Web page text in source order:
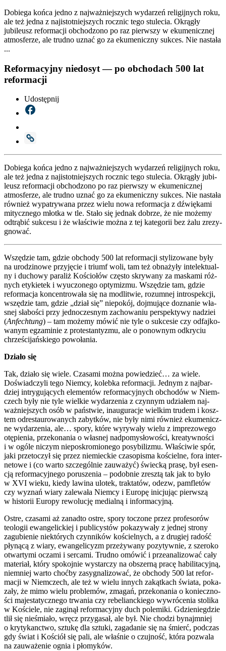
Dobiega końca jedno z najważniejszych wydarzeń religijnych roku,
ale też jedna z najistotniejszych rocznic tego stulecia. Okrągły
jubileusz reformacji obchodzono po raz pierwszy w ekumenicznej
atmosferze, ale trudno uznać go za ekumeniczny sukces. Nie nastała
...
Reformacyjny niedosyt — po obchodach 500 lat
reformacji
Udostępnij
Dobie­ga koń­ca jed­no z naj­waż­niej­szych wyda­rzeń reli­gij­nych roku,
ale też jed­na z naj­istot­niej­szych rocz­nic tego stu­le­cia. Okrą­gły jubi­
le­usz refor­ma­cji obcho­dzo­no po raz pierw­szy w eku­me­nicz­nej
atmos­fe­rze, ale trud­no uznać go za eku­me­nicz­ny suk­ces. Nie nasta­ła
rów­nież wypa­try­wa­na przez wie­lu nowa refor­ma­cja z dźwię­ka­mi
mitycz­ne­go młot­ka w tle. Sta­ło się jed­nak dobrze, że nie może­my
odtrą­bić suk­ce­su i że wła­ści­wie moż­na z tej kate­go­rii bez żalu zre­zy­
gno­wać.
Wszę­dzie tam, gdzie obcho­dy 500 lat refor­ma­cji sty­li­zo­wa­ne były
na uro­dzi­no­we przy­ję­cie i triumf woli, tam też obna­ży­ły inte­lek­tu­al­
ny i ducho­wy para­liż Kościo­łów czę­sto skry­wa­ny za maska­mi róż­
nych ety­kie­tek i wyuczo­ne­go opty­mi­zmu. Wszę­dzie tam, gdzie
refor­ma­cja kon­cen­tro­wa­ła się na modli­twie, rozum­nej intro­spek­cji,
wszę­dzie tam, gdzie „dział się” nie­po­kój, doj­mu­ją­ce dozna­nie wła­
snej sła­bo­ści przy jed­no­cze­snym zacho­wa­niu per­spek­ty­wy nadziei
(Anfech­tung) – tam może­my mówić nie tyle o suk­ce­sie czy odfaj­ko­
wa­nym egza­mi­nie z pro­te­stan­ty­zmu, ale o ponow­nym odkry­ciu
chrze­ści­jań­skie­go powo­ła­nia.
Dzia­ło się
Tak, dzia­ło się wie­le. Cza­sa­mi moż­na powie­dzieć… za wie­le.
Doświad­czy­li tego Niem­cy, koleb­ka refor­ma­cji. Jed­nym z naj­bar­
dziej intry­gu­ją­cych ele­men­tów refor­ma­cyj­nych obcho­dów w Niem­
czech były nie tyle wiel­kie wyda­rze­nia z czyn­nym udzia­łem naj­
waż­niej­szych osób w pań­stwie, inau­gu­ra­cje wiel­kim tru­dem i kosz­
tem odre­stau­ro­wa­nych zabyt­ków, nie były nimi rów­nież eku­me­nicz­
ne wyda­rze­nia, ale… spo­ry, któ­re wyry­wa­ły wie­lu z impre­zo­we­go
otę­pie­nia, prze­ko­na­nia o wła­snej nad­po­my­sło­wo­ści, kre­atyw­no­ści
i w ogó­le niczym nie­po­skro­mio­ne­go posy­bi­li­zmu. Wła­ści­wie spór,
jaki prze­to­czył się przez nie­miec­kie cza­so­pi­sma kościel­ne, fora inter­
ne­to­we i (co war­to szcze­gól­nie zauwa­żyć) świec­ką pra­sę, był esen­
cją refor­ma­cyj­ne­go poru­sze­nia – podob­nie zresz­tą tak jak to było
w XVI wie­ku, kie­dy lawi­na ulo­tek, trak­ta­tów, odezw, pam­fle­tów
czy wyznań wia­ry zale­wa­ła Niem­cy i Euro­pę ini­cju­jąc pierw­szą
w histo­rii Euro­py rewo­lu­cję medial­ną i infor­ma­cyj­ną.
Ostre, cza­sa­mi aż zanad­to ostre, spo­ry toczo­ne przez pro­fe­so­rów
teo­lo­gii ewan­ge­lic­kiej i publi­cy­stów poka­zy­wa­ły z jed­nej stro­ny
zagu­bie­nie nie­któ­rych czyn­ni­ków kościel­nych, a z dru­giej radość
pły­ną­cą z wia­ry, ewan­ge­li­cyzm prze­ży­wa­ny pozy­tyw­nie, z sze­ro­ko
otwar­ty­mi ocza­mi i ser­ca­mi. Trud­no omó­wić i prze­ana­li­zo­wać cały
mate­riał, któ­ry spo­koj­nie wystar­czy na obszer­ną pra­cę habi­li­ta­cyj­ną,
nie­mniej war­to choć­by zasy­gna­li­zo­wać, że obcho­dy 500 lat refor­
ma­cji w Niem­czech, ale też w wie­lu innych zakąt­kach świa­ta, poka­
za­ły, że mimo wie­lu pro­ble­mów, zma­gań, prze­ko­na­nia o koniecz­no­
ści maje­sta­tycz­ne­go trwa­nia czy rebe­lianc­kie­go wywró­ce­nia sto­li­ka
w Koście­le, nie zagi­nął refor­ma­cyj­ny duch pole­mi­ki. Gdzie­nie­gdzie
tlił się nie­śmia­ło, wręcz przy­ga­sał, ale był. Nie cho­dzi bynaj­mniej
o kry­ty­kanc­two, sztu­kę dla sztu­ki, zaga­da­nie się na śmierć, pod­czas
gdy świat i Kościół się pali, ale wła­śnie o czuj­ność, któ­ra pozwa­la
na zauwa­że­nie ognia i pło­my­ków.